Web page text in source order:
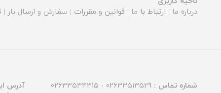
درباره ما | ارتباط با ما | قوانین و مقررات | سفارش و ارسال بار |
شماره تماس : ۰۲۶۳۳۵۱۳۵۲۹ - ۰۲۶۳۳۵۳۴۳۱۵ آدرس